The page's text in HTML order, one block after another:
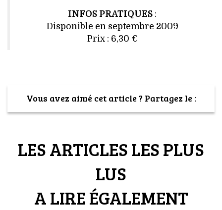
JEUNES CRÉATEURS
HISTOIRE DES MARQUES
INFOS PRATIQUES :
Disponible en septembre 2009
Prix : 6,30 €
Vous avez aimé cet article ? Partagez le :
LES ARTICLES LES PLUS
LUS
A LIRE ÉGALEMENT